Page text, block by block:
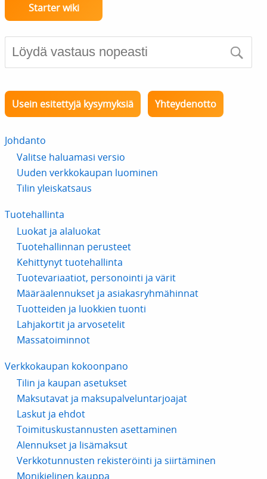
Starter wiki
Usein esitettyjä kysymyksiä Yhteydenotto
Johdanto
Valitse haluamasi versio
Uuden verkkokaupan luominen
Tilin yleiskatsaus
Tuotehallinta
Luokat ja alaluokat
Tuotehallinnan perusteet
Kehittynyt tuotehallinta
Tuotevariaatiot, personointi ja värit
Määräalennukset ja asiakasryhmähinnat
Tuotteiden ja luokkien tuonti
Lahjakortit ja arvosetelit
Massatoiminnot
Verkkokaupan kokoonpano
Tilin ja kaupan asetukset
Maksutavat ja maksupalveluntarjoajat
Laskut ja ehdot
Toimituskustannusten asettaminen
Alennukset ja lisämaksut
Verkkotunnusten rekisteröinti ja siirtäminen
Monikielinen kauppa